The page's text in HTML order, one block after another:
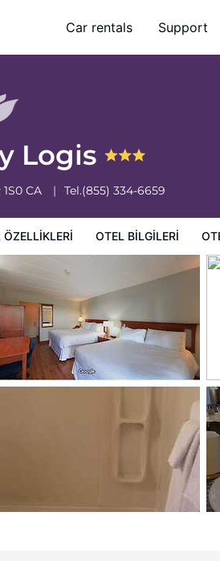
Car rentals Support
Logis
1S0 CA Tel.(855) 334-6659
ÖZELLIKLERI OTEL BILGILERI